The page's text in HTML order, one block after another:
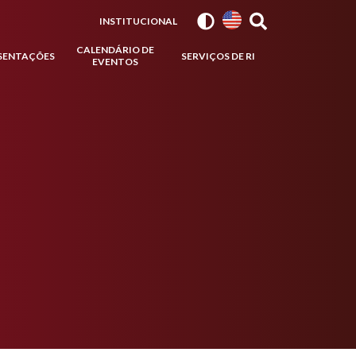
INSTITUCIONAL
CALENDÁRIO DE
EVENTOS
SERVIÇOS DE RI